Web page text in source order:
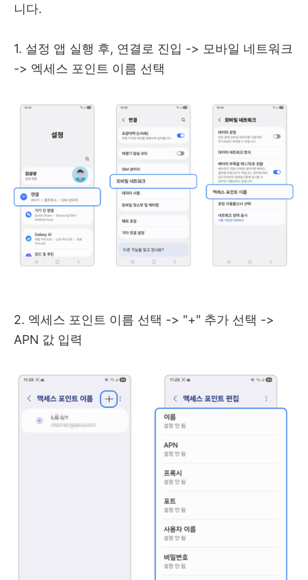
니다.
1. 설정 앱 실행 후, 연결로 진입 -> 모바일 네트워크
-> 엑세스 포인트 이름 선택
2. 엑세스 포인트 이름 선택 -> "+" 추가 선택 ->
APN 값 입력